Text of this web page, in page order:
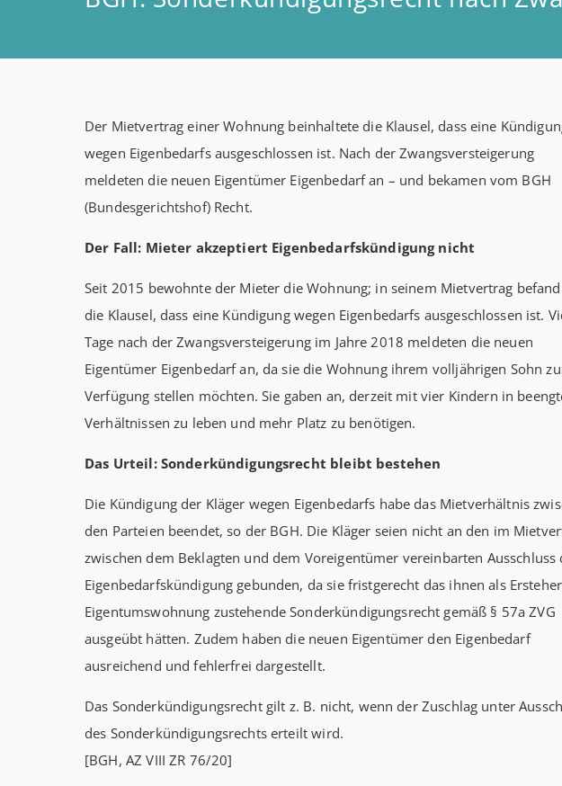
Der Mietvertrag einer Wohnung beinhaltete die Klausel, dass eine
wegen Eigenbedarfs ausgeschlossen ist. Nach der Zwangsversteigerung
meldeten die neuen Eigentümer Eigenbedarf an – und bekamen vom BGH
(Bundesgerichtshof) Recht.
Der Fall: Mieter akzeptiert Eigenbedarfskündigung nicht
Seit 2015 bewohnte der Mieter die Wohnung; in seinem Mietvertrag
die Klausel, dass eine Kündigung wegen Eigenbedarfs ausgeschlossen ist.
Tage nach der Zwangsversteigerung im Jahre 2018 meldeten die neuen
Eigentümer Eigenbedarf an, da sie die Wohnung ihrem volljährigen Sohn
Verfügung stellen möchten. Sie gaben an, derzeit mit vier Kindern in
Verhältnissen zu leben und mehr Platz zu benötigen.
Das Urteil: Sonderkündigungsrecht bleibt bestehen
Die Kündigung der Kläger wegen Eigenbedarfs habe das Mietverhältnis
den Parteien beendet, so der BGH. Die Kläger seien nicht an den im
zwischen dem Beklagten und dem Voreigentümer vereinbarten Ausschluss
Eigenbedarfskündigung gebunden, da sie fristgerecht das ihnen als
Eigentumswohnung zustehende Sonderkündigungsrecht gemäß § 57a ZVG
ausgeübt hätten. Zudem haben die neuen Eigentümer den Eigenbedarf
ausreichend und fehlerfrei dargestellt.
Das Sonderkündigungsrecht gilt z. B. nicht, wenn der Zuschlag unter
des Sonderkündigungsrechts erteilt wird.
[BGH, AZ VIII ZR 76/20]